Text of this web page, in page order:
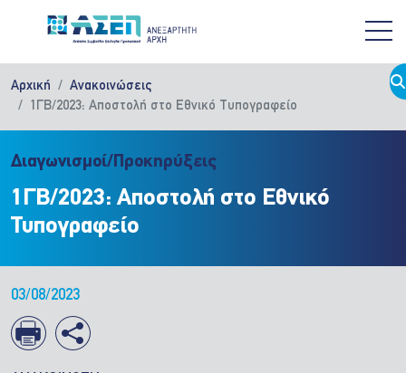
Αρχική
Ανακοινώσεις
1ΓΒ/2023: Αποστολή στο Εθνικό Τυπογραφείο
Διαγωνισμοί/Προκηρύξεις
1ΓΒ/2023: Αποστολή στο Εθνικό
Τυπογραφείο
03/08/2023